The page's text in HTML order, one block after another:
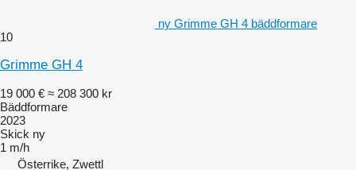
ny Grimme GH 4 bäddformare
10
Grimme GH 4
19 000 € ≈ 208 300 kr
Bäddformare
2023
Skick ny
1 m/h
Österrike, Zwettl